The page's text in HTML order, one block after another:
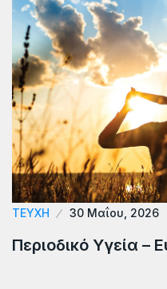
ΤΕΎΧΗ 30 Μαΐου, 2026
Περιοδικό Υγεία –